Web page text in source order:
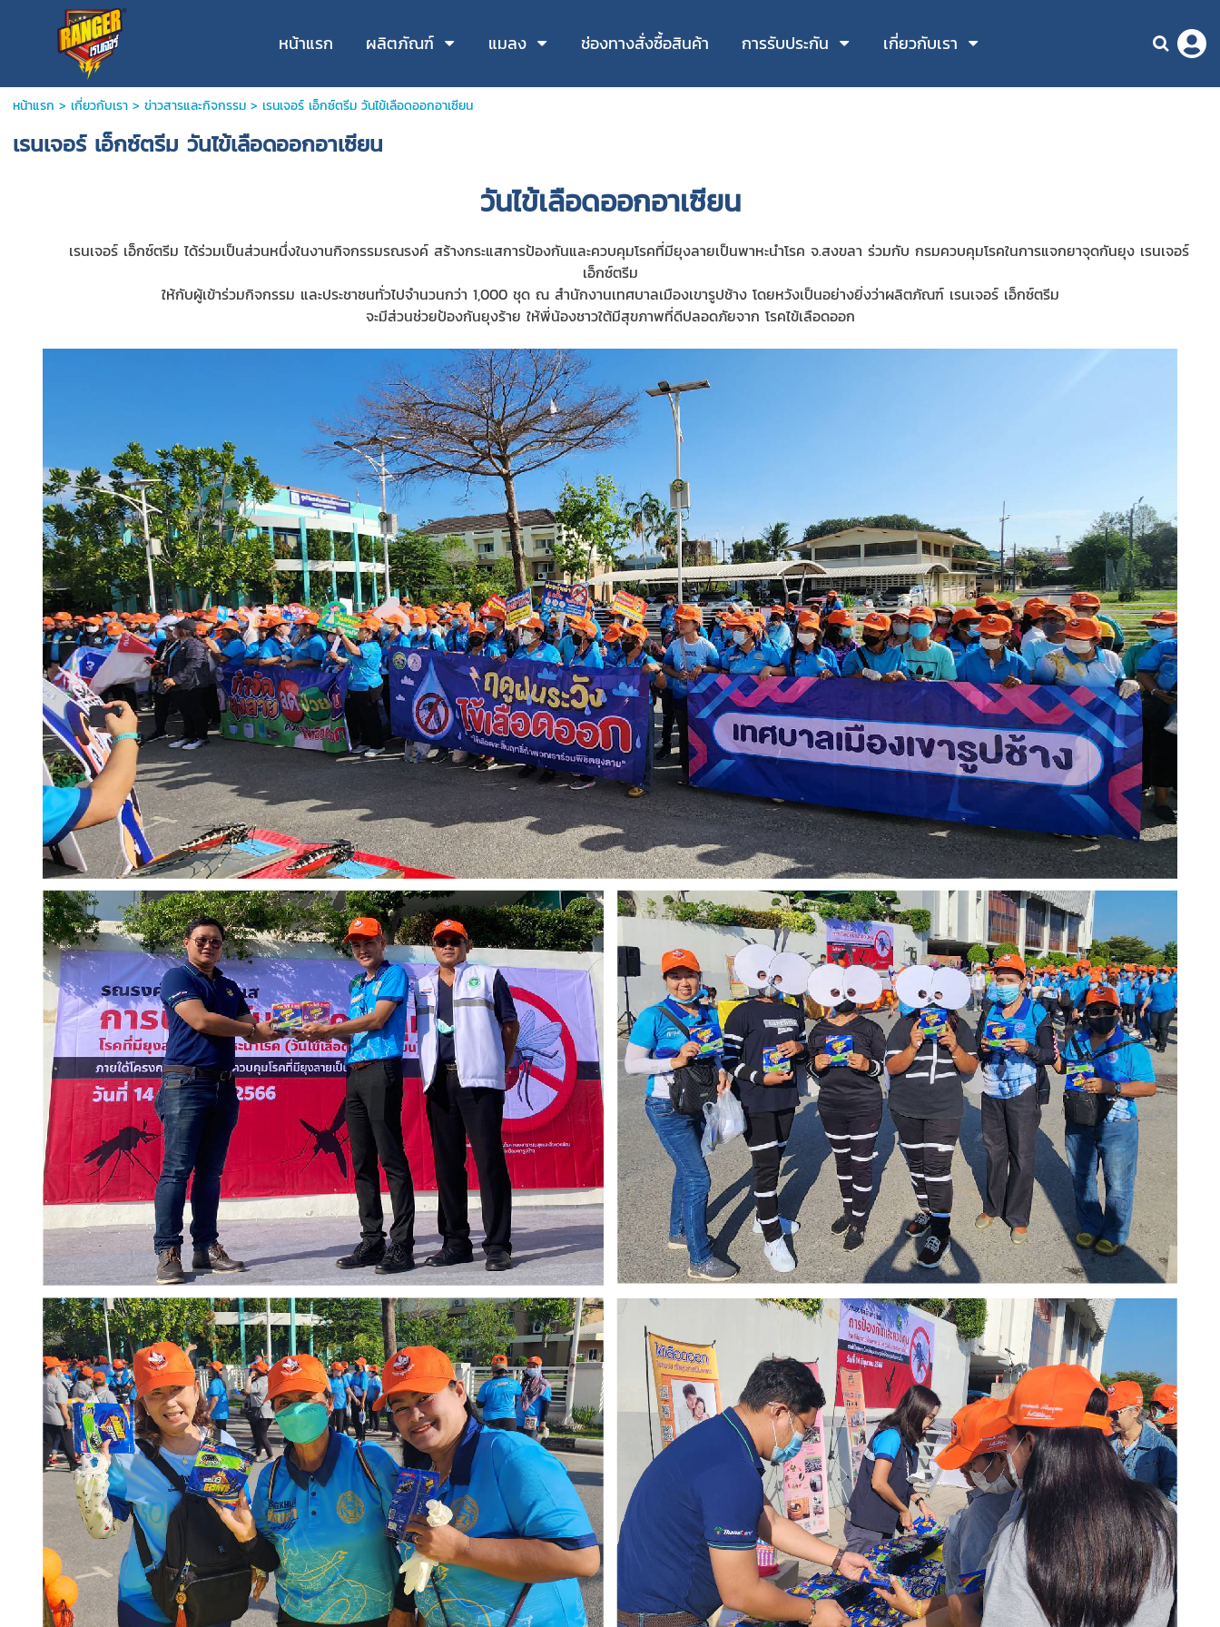
หน้าแรก ผลิตภัณฑ์ แมลง ช่องทางสั่งซื้อสินค้า การรับประกัน เกี่ยวกับเรา
หน้าแรก > เกี่ยวกับเรา> ข่าวสารและกิจกรรม> เรนเจอร์ เอ็กซ์ตรีม วันไข้เลือดออกอาเซียน
เรนเจอร์ เอ็กซ์ตรีม วันไข้เลือดออกอาเซียน
วันไข้เลือดออกอาเซียน
เรนเจอร์ เอ็กซ์ตรีม ได้ร่วมเป็นส่วนหนึ่งในงานกิจกรรมรณรงค์ สร้างกระแสการป้องกันและควบคุมโรคที่มียุงลายเป็นพาหะนำโรค จ.สงขลา ร่วมกับ กรมควบคุมโรคในการแจกยาจุดกันยุง เรนเจอร์
เอ็กซ์ตรีม
ให้กับผู้เข้าร่วมกิจกรรม และประชาชนทั่วไปจำนวนกว่า 1,000 ชุด ณ สำนักงานเทศบาลเมืองเขารูปช้าง โดยหวังเป็นอย่างยิ่งว่าผลิตภัณฑ์ เรนเจอร์ เอ็กซ์ตรีม
จะมีส่วนช่วยป้องกันยุงร้าย ให้พี่น้องชาวใต้มีสุขภาพที่ดีปลอดภัยจาก โรคไข้เลือดออก